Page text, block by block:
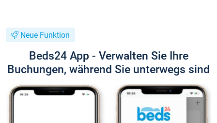
Neue Funktion
Beds24 App - Verwalten Sie Ihre
Buchungen, während Sie unterwegs sind